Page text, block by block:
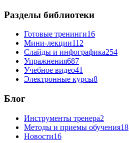
Разделы библиотеки
Готовые тренинги16
Мини-лекции112
Слайды и инфографика254
Упражнения687
Учебное видео41
Электронные курсы8
Блог
Инструменты тренера2
Методы и приемы обучения18
Новости16